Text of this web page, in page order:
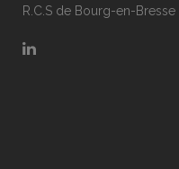
R.C.S de Bourg-en-Bresse